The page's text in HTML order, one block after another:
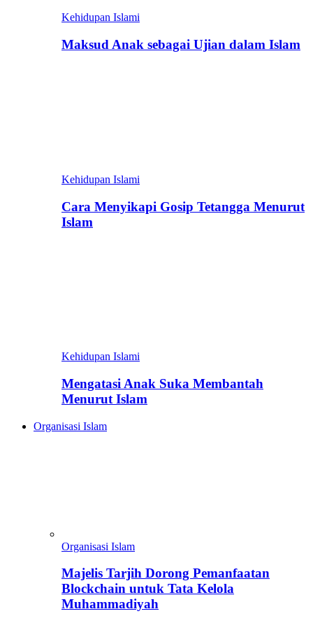
Kehidupan Islami
Maksud Anak sebagai Ujian dalam Islam
Kehidupan Islami
Cara Menyikapi Gosip Tetangga Menurut
Islam
Kehidupan Islami
Mengatasi Anak Suka Membantah
Menurut Islam
Organisasi Islam
Organisasi Islam
Majelis Tarjih Dorong Pemanfaatan
Blockchain untuk Tata Kelola
Muhammadiyah